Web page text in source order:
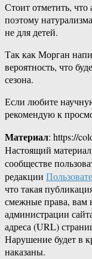
Стоит отметить,
поэтому
не для детей.
Так как Морган
вероятность, что
сезона.
Если любите
рекомендую к
Материал: https://
Настоящий
сообществе
редакции
что такая
смежные права, вам
администрации
адреса (URL)
Нарушение будет в
наказаны.